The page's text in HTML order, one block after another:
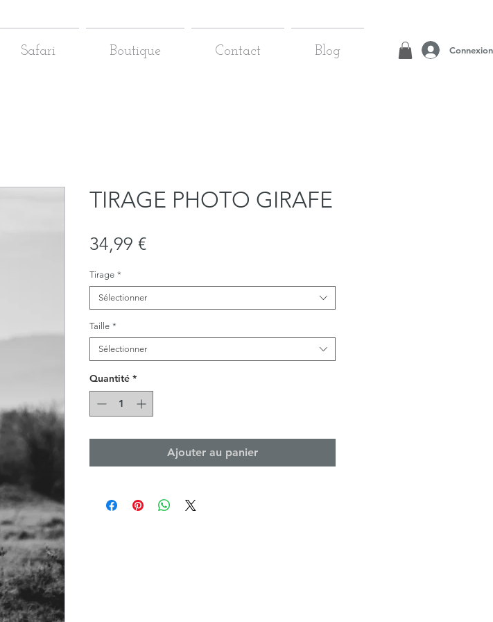
Connexion
TIRAGE PHOTO GIRAFE
34,99 €Prix
Tirage *
Sélectionner
Taille *
Sélectionner
Quantité *
Ajouter au panier
Safari Boutique Contact Blog